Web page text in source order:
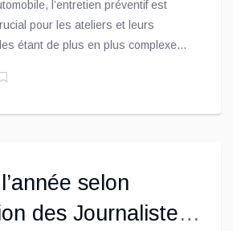
l’entretien préventif est
pour les ateliers et leurs
étant de plus en plus complexes,
Cela soulève cette question :
selon
des Journalistes